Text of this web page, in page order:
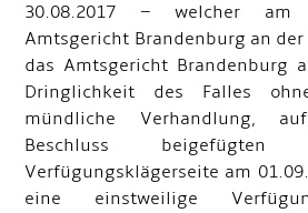
30.08.2017 – welcher am
Amtsgericht Brandenburg an
das Amtsgericht Brandenburg
Dringlichkeit des Falles
mündliche Verhandlung,
Beschluss
Verfügungsklägerseite am
eine einstweilige